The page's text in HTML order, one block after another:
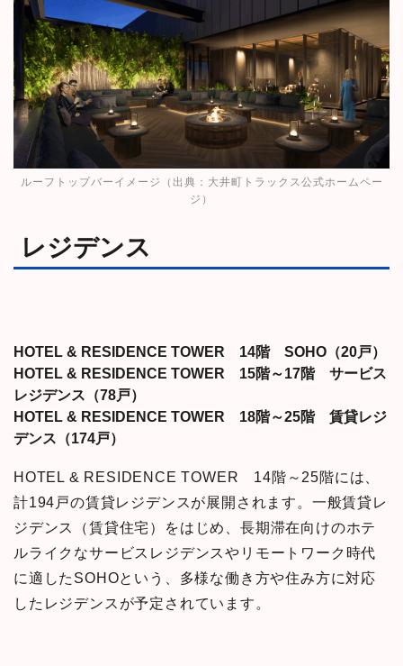
ルーフトップバーイメージ（出典： 大井町トラックス公式ホームペー
ジ ）
レジデンス
HOTEL & RESIDENCE TOWER 14階 SOHO（20戸）
HOTEL & RESIDENCE TOWER 15階～17階 サービス
レジデンス（78戸）
HOTEL & RESIDENCE TOWER 18階～25階 賃貸レジ
デンス（174戸）
HOTEL & RESIDENCE TOWER 14階～25階には、
計194戸の賃貸レジデンスが展開されます。一般賃貸レ
ジデンス（賃貸住宅）をはじめ、長期滞在向けのホテ
ルライクなサービスレジデンスやリモートワーク時代
に適したSOHOという、多様な働き方や住み方に対応
したレジデンスが予定されています。